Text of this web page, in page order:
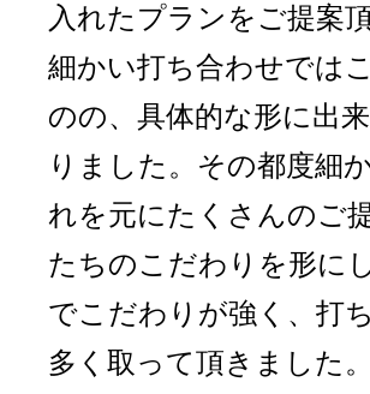
入れたプランをご提案
細かい打ち合わせでは
のの、具体的な形に出
りました。その都度細
れを元にたくさんのご
たちのこだわりを形に
でこだわりが強く、打
多く取って頂きました